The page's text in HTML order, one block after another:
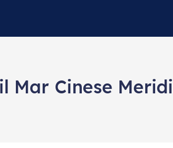
Mar Cinese